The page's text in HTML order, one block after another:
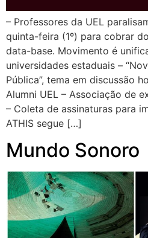
– Professores da UEL
quinta-feira (1º) para cobrar
data-base. Movimento é
universidades estaduais –
Pública”, tema em discussão
Alumni UEL – Associação de
– Coleta de assinaturas para
ATHIS segue […]
Mundo Sonoro